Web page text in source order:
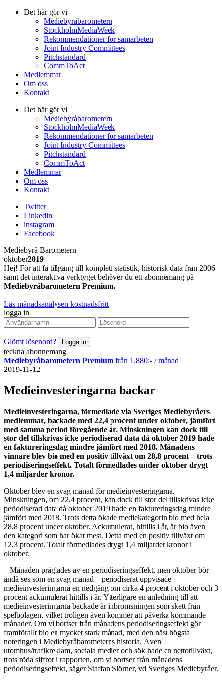
Det här gör vi
Mediebyråbarometern
StockholmMediaWeek
Rekommendationer för samarbeten
Joint Industry Committees
Pitchstandard
CommToAct
Medlemmar
Om oss
Kontakt
Det här gör vi
Mediebyråbarometern
StockholmMediaWeek
Rekommendationer för samarbeten
Joint Industry Committees
Pitchstandard
CommToAct
Medlemmar
Om oss
Kontakt
Twitter
Linkedin
instagram
Facebook
Mediebyrå Barometern
oktober2019
Hej! För att få tillgång till komplett statistik, historisk data från 2006
samt det interaktiva verktyget behöver du ett abonnemang på
Mediebyråbarometern Premium.
Läs månadsanalysen kostnadsfritt
logga in
Glömt lösenord?
teckna abonnemang
Mediebyråbarometern Premium från 1.880:- / månad
2019-11-12
Medieinvesteringarna backar
Medieinvesteringarna, förmedlade via Sveriges Mediebyråers
medlemmar, backade med 22,4 procent under oktober, jämfört
med samma period föregående år. Minskningen kan dock till
stor del tillskrivas icke periodiserad data då oktober 2019 hade
en faktureringsdag mindre jämfört med 2018. Månadens
vinnare blev bio med en positiv tillväxt om 28,8 procent – trots
periodiseringseffekt. Totalt förmedlades under oktober drygt
1,4 miljarder kronor.
Oktober blev en svag månad för medieinvesteringarna.
Minskningen, om 22,4 procent, kan dock till stor del tillskrivas icke
periodiserad data då oktober 2019 hade en faktureringsdag mindre
jämfört med 2018. Trots detta ökade mediekategorin bio med hela
28,8 procent under oktober. Ackumulerat, hittills i år, är bio även
den kategori som har ökat mest. Detta med en positiv tillväxt om
12,3 procent. Totalt förmedlades drygt 1,4 miljarder kronor i
oktober.
– Månaden präglades av en periodiseringseffekt, men oktober bör
ändå ses som en svag månad – periodiserat uppvisade
medieinvesteringarna en nedgång om cirka 4 procent i oktober och 3
procent ackumulerat hittills i år. Ytterligare en anledning till att
medieinvesteringarna backade är inbromsningen som skett från
spelbolagen, vilket troligen även kommer att påverka kommande
månader. Om vi bortser från månadens periodiseringseffekt gör
framförallt bio en mycket stark månad, med den näst högsta
noteringen i Mediebyråbarometerns historia. Även
utomhus/trafikreklam, sociala medier och sök hade en nettotillväxt,
trots röda siffror i rapporten, om vi bortser från månadens
periodiseringseffekt, säger Staffan Slörner, vd Sveriges Mediebyråer.